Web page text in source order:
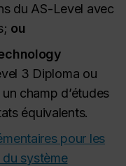
du AS-Level avec
ou
3 Diploma ou
champ d’études
équivalents.
pour les
système